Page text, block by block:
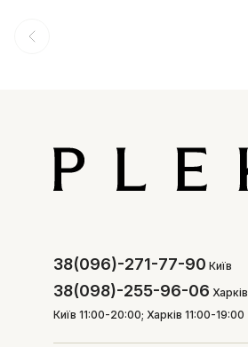
38(096)-271-77-90 Київ
38(098)-255-96-06 Харків
Київ 11:00-20:00; Харків 11:00-19:00